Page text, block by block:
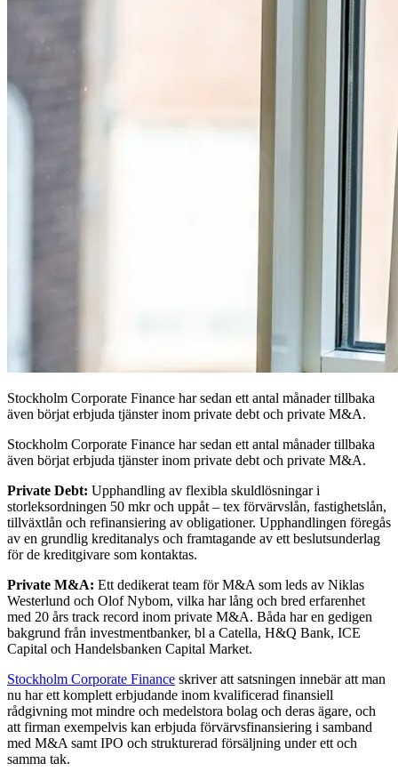
Stockholm Corporate Finance har sedan ett antal månader tillbaka
även börjat erbjuda tjänster inom private debt och private M&A.
Stockholm Corporate Finance har sedan ett antal månader tillbaka
även börjat erbjuda tjänster inom private debt och private M&A.
Private Debt: Upphandling av flexibla skuldlösningar i
storleksordningen 50 mkr och uppåt – tex förvärvslån, fastighetslån,
tillväxtlån och refinansiering av obligationer. Upphandlingen föregås
av en grundlig kreditanalys och framtagande av ett beslutsunderlag
för de kreditgivare som kontaktas.
Private M&A: Ett dedikerat team för M&A som leds av Niklas
Westerlund och Olof Nybom, vilka har lång och bred erfarenhet
med 20 års track record inom private M&A. Båda har en gedigen
bakgrund från investmentbanker, bl a Catella, H&Q Bank, ICE
Capital och Handelsbanken Capital Market.
Stockholm Corporate Finance skriver att satsningen innebär att man
nu har ett komplett erbjudande inom kvalificerad finansiell
rådgivning mot mindre och medelstora bolag och deras ägare, och
att firman exempelvis kan erbjuda förvärvsfinansiering i samband
med M&A samt IPO och strukturerad försäljning under ett och
samma tak.